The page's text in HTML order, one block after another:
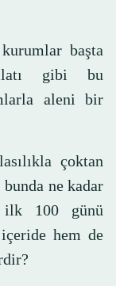
başta
gibi bu
aleni bir
çoktan
ne kadar
100 günü
hem de